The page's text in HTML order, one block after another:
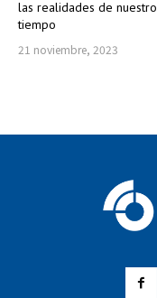
las realidades de nuestro
tiempo
21 noviembre, 2023